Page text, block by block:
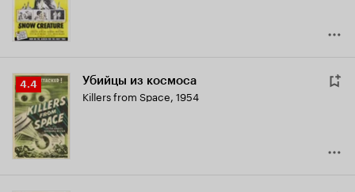
Рейтинг
Кинопоиска
4.4
4.4 Убийцы из космоса
Killers from Space, 1954